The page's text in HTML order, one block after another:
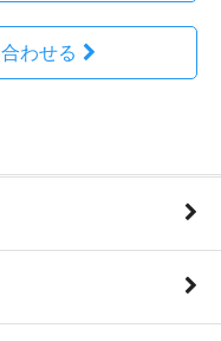
わせる